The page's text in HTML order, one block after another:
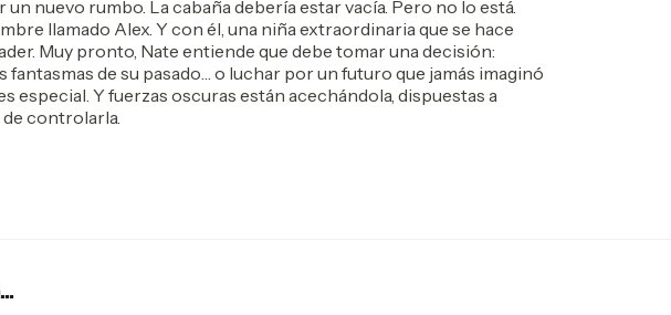
nuevo rumbo. La cabaña debería estar vacía. Pero no lo está.
llamado Alex. Y con él, una niña extraordinaria que se hace
Muy pronto, Nate entiende que debe tomar una decisión:
de su pasado… o luchar por un futuro que jamás imaginó
especial. Y fuerzas oscuras están acechándola, dispuestas a
de controlarla.